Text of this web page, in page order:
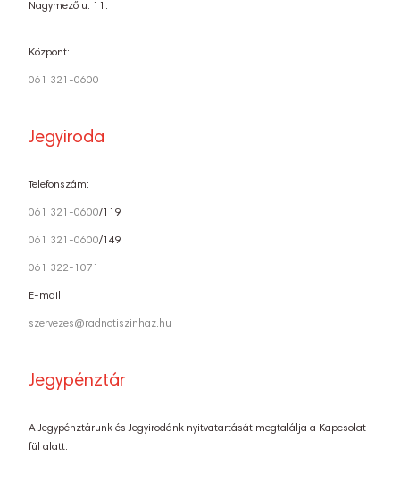
Nagymező u. 11.
Központ:
061 321-0600
Jegyiroda
Telefonszám:
061 321-0600/119
061 321-0600/149
061 322-1071
E-mail:
szervezes@radnotiszinhaz.hu
Jegypénztár
A Jegypénztárunk és Jegyirodánk nyitvatartását megtalálja a Kapcsolat
fül alatt.